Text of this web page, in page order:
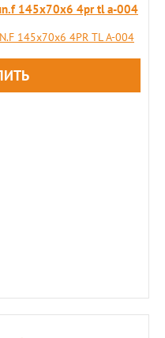
145х70х6 4pr tl a-004
145х70х6 4PR TL A-004